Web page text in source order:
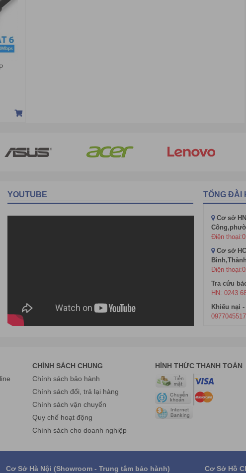
YOUTUBE TỔNG ĐÀI
Cơ sở
Điện
Cơ sở
Điện
Tra cứu
HN: 0243
Khiếu nại
0977045517
CHÍNH SÁCH CHUNG
Chính sách bảo hành
Chính sách đổi, trả lại hàng
Chính sách vận chuyển
Quy chế hoạt động
Chính sách cho doanh nghiệp
HÌNH THỨC THANH TOÁN
Cơ Sở Hà Nội (Showroom - Trung tâm bảo hành) Cơ Sở Hồ